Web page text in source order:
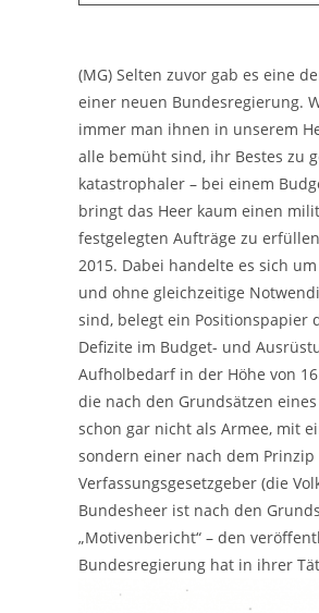
(MG) Selten zuvor gab es eine
einer neuen Bundesregierung.
immer man ihnen in unserem
alle bemüht sind, ihr Bestes zu
katastrophaler – bei einem
bringt das Heer kaum einen
festgelegten Aufträge zu
2015. Dabei handelte es sich
und ohne gleichzeitige
sind, belegt ein Positionspapier
Defizite im Budget- und
Aufholbedarf in der Höhe von
die nach den Grundsätzen
schon gar nicht als Armee, mit
sondern einer nach dem
Verfassungsgesetzgeber (die
Bundesheer ist nach den
„Motivenbericht“ – den
Bundesregierung hat in ihrer